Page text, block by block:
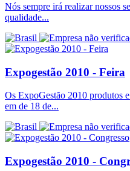
Nós sempre irá realizar nossos
qualidade...
Expogestão 2010 - Feira
Os ExpoGestão 2010 produtos
em de 18 de...
Expogestão 2010 -